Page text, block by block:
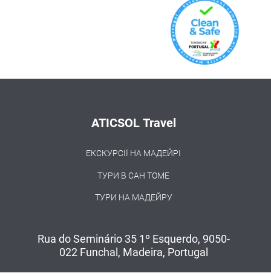
ATICSOL Travel
ЕКСКУРСІЇ НА МАДЕЙРІ
ТУРИ В САН ТОМЕ
ТУРИ НА МАДЕЙРУ
Rua do Seminário 35 1º Esquerdo, 9050-
022 Funchal, Madeira, Portugal